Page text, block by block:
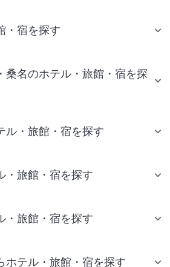
・宿を探す
桑名のホテル・旅館・宿を探
ル・旅館・宿を探す
・旅館・宿を探す
・旅館・宿を探す
ホテル・旅館・宿を探す